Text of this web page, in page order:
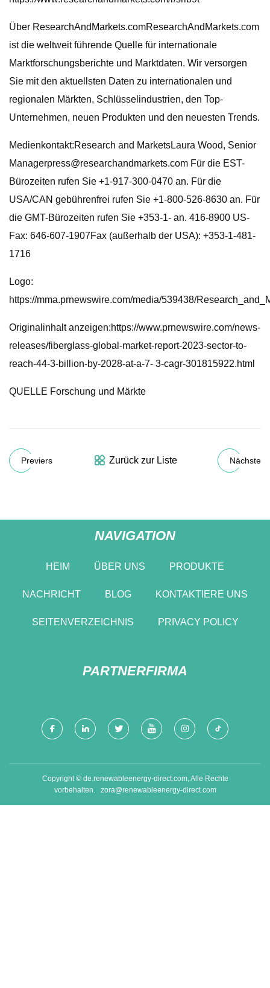
Über ResearchAndMarkets.comResearchAndMarkets.com
ist die weltweit führende Quelle für internationale
Marktforschungsberichte und Marktdaten. Wir versorgen
Sie mit den aktuellsten Daten zu internationalen und
regionalen Märkten, Schlüsselindustrien, den Top-
Unternehmen, neuen Produkten und den neuesten Trends.
Medienkontakt:Research and MarketsLaura Wood, Senior
Managerpress@researchandmarkets.com Für die EST-
Bürozeiten rufen Sie +1-917-300-0470 an. Für die
USA/CAN gebührenfrei rufen Sie +1-800-526-8630 an. Für
die GMT-Bürozeiten rufen Sie +353-1- an. 416-8900 US-
Fax: 646-607-1907Fax (außerhalb der USA): +353-1-481-
1716
Logo:
https://mma.prnewswire.com/media/539438/
Originalinhalt anzeigen:https://www.prnewswire.com/news-
releases/fiberglass-global-market-report-2023-sector-to-
reach-44-3-billion-by-2028-at-a-7- 3-cagr-301815922.html
QUELLE Forschung und Märkte
Previers Zurück zur Liste Nächste
NAVIGATION
HEIM ÜBER UNS PRODUKTE
NACHRICHT BLOG KONTAKTIERE UNS
SEITENVERZEICHNIS PRIVACY POLICY
PARTNERFIRMA
Copyright © de.renewableenergy-direct.com, Alle Rechte
vorbehalten. zora@renewableenergy-direct.com